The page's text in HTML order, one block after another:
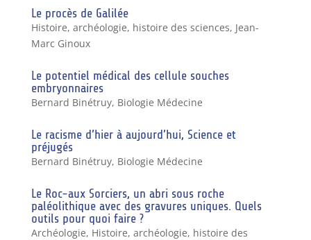
Le procès de Galilée
Histoire, archéologie, histoire des sciences, Jean-
Marc Ginoux
Le potentiel médical des cellule souches
embryonnaires
Bernard Binétruy, Biologie Médecine
Le racisme d’hier à aujourd’hui, Science et
préjugés
Bernard Binétruy, Biologie Médecine
Le Roc-aux Sorciers, un abri sous roche
paléolithique avec des gravures uniques. Quels
outils pour quoi faire ?
Archéologie, Histoire, archéologie, histoire des